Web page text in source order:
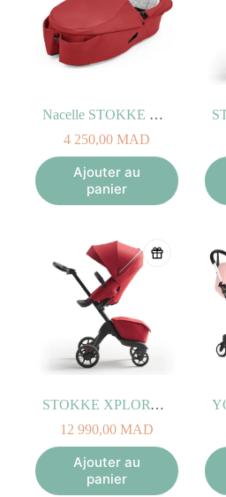
Nacelle STOKKE XPLORY X Rouge Rubis
4 250,00 MAD
Ajouter au
panier
STOKKE XPLORY X Rouge Rubis
12 990,00 MAD
Ajouter au
panier